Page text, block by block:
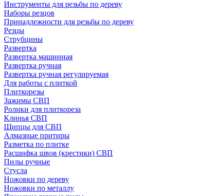
Инструменты для резьбы по дереву
Наборы резцов
Принадлежности для резьбы по дереву
Резцы
Струбцины
Развертка
Развертка машинная
Развертка ручная
Развертка ручная регулируемая
Для работы с плиткой
Плиткорезы
Зажимы СВП
Ролики для плиткореза
Клинья СВП
Щипцы для СВП
Алмазные притиры
Разметка по плитке
Расшифка швов (крестики) СВП
Пилы ручные
Стусла
Ножовки по дереву
Ножовки по металлу